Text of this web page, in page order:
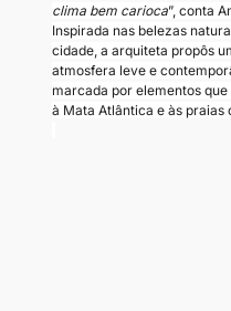
clima bem carioca”, conta
Inspirada nas belezas
cidade, a arquiteta propôs
atmosfera leve e
marcada por elementos
à Mata Atlântica e às praias